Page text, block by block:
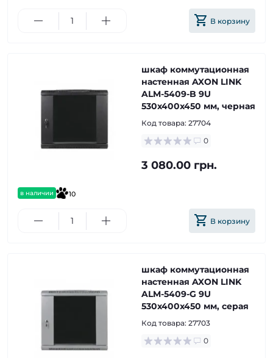
В корзину
в наличии 10
шкаф коммутационная
настенная AXON LINK
ALM-5409-B 9U
530x400x450 мм, черная
Код товара: 27704
0
3 080.00 грн.
В корзину
шкаф коммутационная
настенная AXON LINK
ALM-5409-G 9U
530x400x450 мм, серая
Код товара: 27703
0